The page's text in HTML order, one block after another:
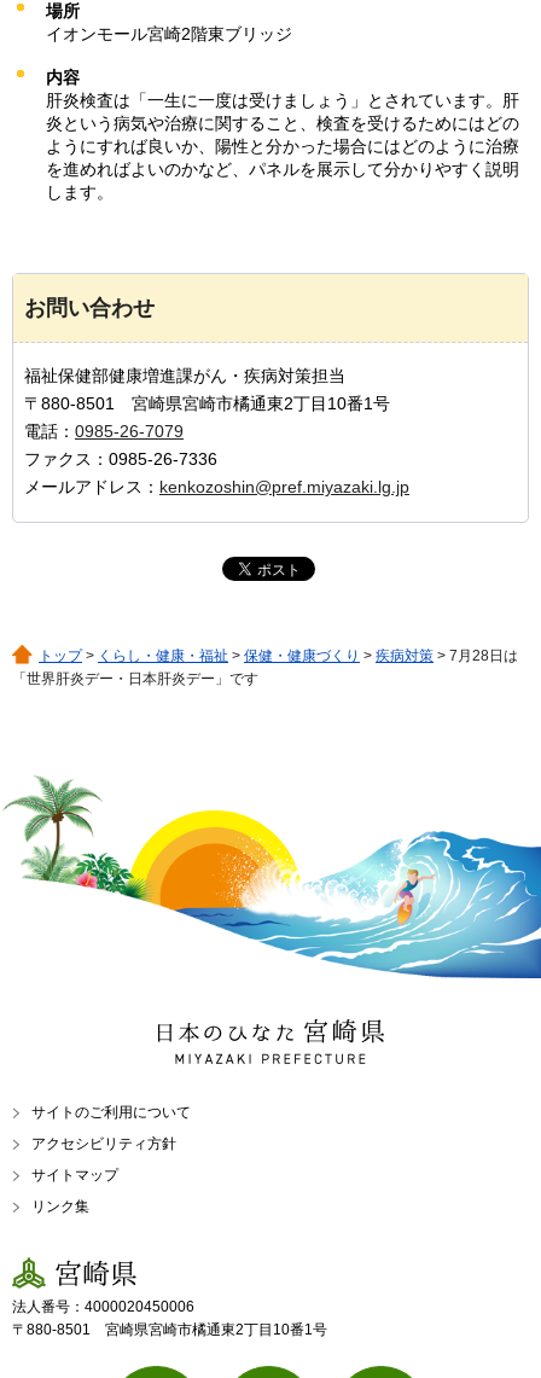
場所
イオンモール宮崎2階東ブリッジ
内容
肝炎検査は「一生に一度は受けましょう」とされています。肝
炎という病気や治療に関すること、検査を受けるためにはどの
ようにすれば良いか、陽性と分かった場合にはどのように治療
を進めればよいのかなど、パネルを展示して分かりやすく説明
します。
お問い合わせ
福祉保健部健康増進課がん・疾病対策担当
〒880-8501 宮崎県宮崎市橘通東2丁目10番1号
電話： 0985-26-7079
ファクス：0985-26-7336
メールアドレス： kenkozoshin@pref.miyazaki.lg.jp
トップ> くらし・健康・福祉 > 保健・健康づくり > 疾病対策 > 7月28日は
「世界肝炎デー・日本肝炎デー」です
日本のひなた 宮崎県
MIYAZAKI PREFECTURE
サイトのご利用について
アクセシビリティ方針
サイトマップ
リンク集
宮崎県
法人番号：4000020450006
〒880-8501 宮崎県宮崎市橘通東2丁目10番1号